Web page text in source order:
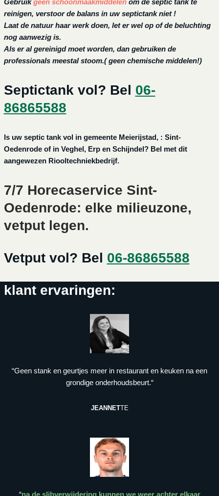
Gebruikgeen schoonmaakmiddelen om de septic tank te
reinigen, verstoor de balans in uw septictank niet !
Laat de natuur haar werk doen, let er wel op of de beluchting
nog aanwezig is.
Als er al gereinigd moet worden, dan gebruiken de
professionals meestal stoom.( geen chemische middelen!)
Septictank vol? Bel 06-
86865588
Is uw septic tank vol in gemeente Meierijstad, : Sint-
Oedenrode of in Veghel, Erp en Schijndel? Bel met dit
aangewezen Riooltechniekbedrijf.
7/7 Horecaservice Sint-
Oedenrode: elke milieuzone,
vetput legen.
Vetput vol? Bel 06-86865588
klant ervaringen:
“Geen stank en geurtjes meer in restaurant en keuken na een
grondige onderhoudsbeurt.“
JEANNETTE